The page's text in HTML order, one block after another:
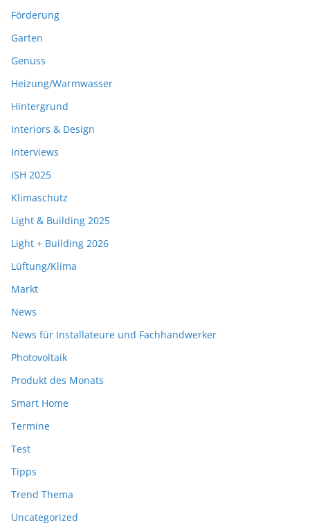
Förderung
Garten
Genuss
Heizung/Warmwasser
Hintergrund
Interiors & Design
Interviews
ISH 2025
Klimaschutz
Light & Building 2025
Light + Building 2026
Lüftung/Klima
Markt
News
News für Installateure und Fachhandwerker
Photovoltaik
Produkt des Monats
Smart Home
Termine
Test
Tipps
Trend Thema
Uncategorized